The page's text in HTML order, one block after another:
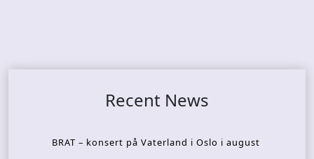
Recent News
BRAT – konsert på Vaterland i Oslo i august